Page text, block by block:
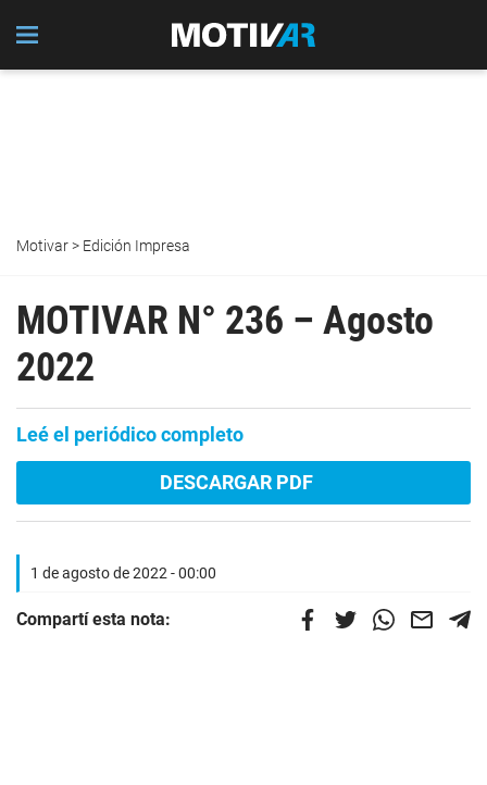
Motivar> Edición Impresa
MOTIVAR N° 236 – Agosto
2022
Leé el periódico completo
DESCARGAR PDF
1 de agosto de 2022 - 00:00
Compartí esta nota: